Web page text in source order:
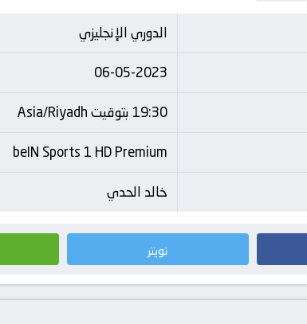
الدوري الإنجليزي
06-05-2023
19:30 بتوقيت Asia/Riyadh
beIN Sports 1 HD Premium
خالد الحدي
تويتر